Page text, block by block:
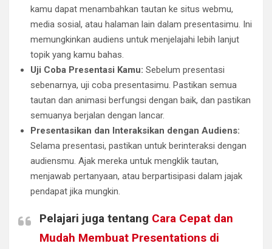
kamu dapat menambahkan tautan ke situs webmu,
media sosial, atau halaman lain dalam presentasimu. Ini
memungkinkan audiens untuk menjelajahi lebih lanjut
topik yang kamu bahas.
Uji Coba Presentasi Kamu: Sebelum presentasi
sebenarnya, uji coba presentasimu. Pastikan semua
tautan dan animasi berfungsi dengan baik, dan pastikan
semuanya berjalan dengan lancar.
Presentasikan dan Interaksikan dengan Audiens:
Selama presentasi, pastikan untuk berinteraksi dengan
audiensmu. Ajak mereka untuk mengklik tautan,
menjawab pertanyaan, atau berpartisipasi dalam jajak
pendapat jika mungkin.
Pelajari juga tentang Cara Cepat dan
Mudah Membuat Presentations di